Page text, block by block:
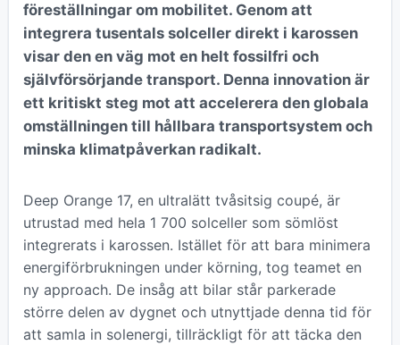
föreställningar om mobilitet. Genom att
integrera tusentals solceller direkt i karossen
visar den en väg mot en helt fossilfri och
självförsörjande transport. Denna innovation är
ett kritiskt steg mot att accelerera den globala
omställningen till hållbara transportsystem och
minska klimatpåverkan radikalt.
Deep Orange 17, en ultralätt tvåsitsig coupé, är
utrustad med hela 1 700 solceller som sömlöst
integrerats i karossen. Istället för att bara minimera
energiförbrukningen under körning, tog teamet en
ny approach. De insåg att bilar står parkerade
större delen av dygnet och utnyttjade denna tid för
att samla in solenergi, tillräckligt för att täcka den